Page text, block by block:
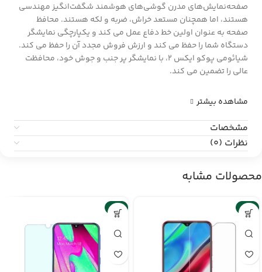
صفحه‌نمایش‌های مدرن گوشی‌های هوشمند شگفت‌انگیز مهندسی
هستند، اما همچنان مستعد خراش، ضربه و لکه هستند. محافظ
صفحه به عنوان اولین خط دفاع عمل می کند و یکپارچگی نمایشگر
دستگاه شما را حفظ می کند و ارزش فروش مجدد آن را حفظ می کند.
شیائومی پوکو ایکس 2، با نمایشگر پر جنب و جوش خود، محافظت
عالی را تضمین می کند.
مشاهده بیشتر
مشخصات
نظرات (0)
محصولات مشابه
-6%
-6%